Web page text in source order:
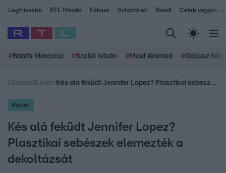
Legfrissebb RTL Híradó Fókusz Sztárhírek Randi Celeb vagyok,
# Babits Marcella #Szellő István # Most Wanted #Gallusz
Címlap› Bulvár› Kés alá feküdt Jennifer Lopez? Plasztikai sebészek elemezték a dekoltázsát
Bulvár
Kés alá feküdt Jennifer Lopez?
Plasztikai sebészek elemezték a
dekoltázsát